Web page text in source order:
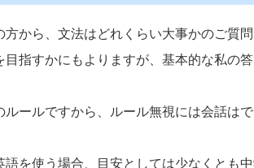
方から、文法はどれくらい大事かのご質問
目指すかにもよりますが、基本的な私の
ルールですから、ルール無視には会話はで
語を使う場合、目安としては少なくとも